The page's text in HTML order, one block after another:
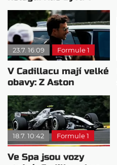
sobotu nejrychlejší?
23.7. 16:09 Formule 1
V Cadillacu mají velké
obavy: Z Aston
Martinu se stala
hrozba
18.7. 10:42 Formule 1
Ve Spa jsou vozy